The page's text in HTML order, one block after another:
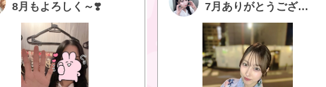
8月もよろしく～❣️ 7月ありがとうございました‪🫶